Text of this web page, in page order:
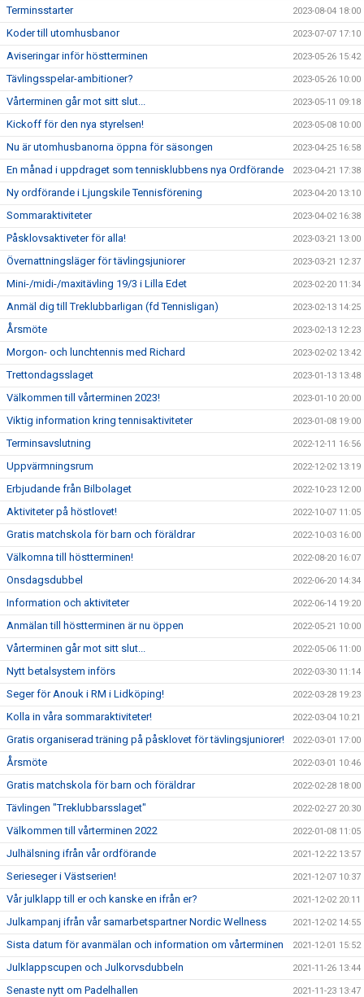
Terminsstarter 2023-08-04 18:00
Koder till utomhusbanor 2023-07-07 17:10
Aviseringar inför höstterminen 2023-05-26 15:42
Tävlingsspelar-ambitioner? 2023-05-26 10:00
Vårterminen går mot sitt slut... 2023-05-11 09:18
Kickoff för den nya styrelsen! 2023-05-08 10:00
Nu är utomhusbanorna öppna för säsongen 2023-04-25 16:58
En månad i uppdraget som tennisklubbens nya Ordförande 2023-04-21 17:38
Ny ordförande i Ljungskile Tennisförening 2023-04-20 13:10
Sommaraktiviteter 2023-04-02 16:38
Påsklovsaktiveter för alla! 2023-03-21 13:00
Övernattningsläger för tävlingsjuniorer 2023-03-21 12:37
Mini-/midi-/maxitävling 19/3 i Lilla Edet 2023-02-20 11:34
Anmäl dig till Treklubbarligan (fd Tennisligan) 2023-02-13 14:25
Årsmöte 2023-02-13 12:23
Morgon- och lunchtennis med Richard 2023-02-02 13:42
Trettondagsslaget 2023-01-13 13:48
Välkommen till vårterminen 2023! 2023-01-10 20:00
Viktig information kring tennisaktiviteter 2023-01-08 19:00
Terminsavslutning 2022-12-11 16:56
Uppvärmningsrum 2022-12-02 13:19
Erbjudande från Bilbolaget 2022-10-23 12:00
Aktiviteter på höstlovet! 2022-10-07 11:05
Gratis matchskola för barn och föräldrar 2022-10-03 16:00
Välkomna till höstterminen! 2022-08-20 16:07
Onsdagsdubbel 2022-06-20 14:34
Information och aktiviteter 2022-06-14 19:20
Anmälan till höstterminen är nu öppen 2022-05-21 10:00
Vårterminen går mot sitt slut... 2022-05-06 11:00
Nytt betalsystem införs 2022-03-30 11:14
Seger för Anouk i RM i Lidköping! 2022-03-28 19:23
Kolla in våra sommaraktiviteter! 2022-03-04 10:21
Gratis organiserad träning på påsklovet för tävlingsjuniorer! 2022-03-01 17:00
Årsmöte 2022-03-01 10:46
Gratis matchskola för barn och föräldrar 2022-02-28 18:00
Tävlingen "Treklubbarsslaget" 2022-02-27 20:30
Välkommen till vårterminen 2022 2022-01-08 11:05
Julhälsning ifrån vår ordförande 2021-12-22 13:57
Serieseger i Västserien! 2021-12-07 10:37
Vår julklapp till er och kanske en ifrån er? 2021-12-02 20:11
Julkampanj ifrån vår samarbetspartner Nordic Wellness 2021-12-02 14:55
Sista datum för avanmälan och information om vårterminen 2021-12-01 15:52
Julklappscupen och Julkorvsdubbeln 2021-11-26 13:44
Senaste nytt om Padelhallen 2021-11-23 13:47